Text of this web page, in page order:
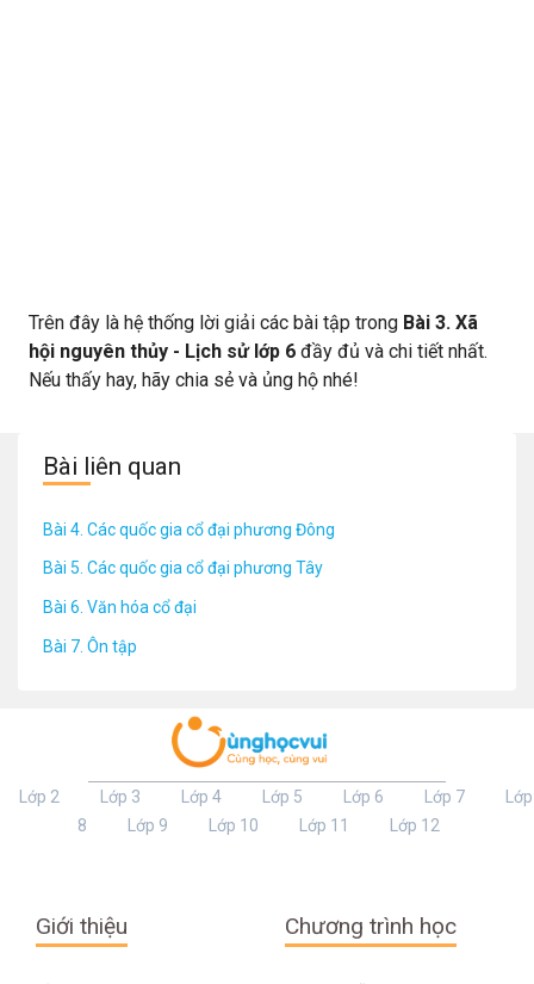
Trên đây là hệ thống lời giải các bài tập trong Bài 3. Xã
hội nguyên thủy - Lịch sử lớp 6 đầy đủ và chi tiết nhất.
Nếu thấy hay, hãy chia sẻ và ủng hộ nhé!
Bài liên quan
Bài 4. Các quốc gia cổ đại phương Đông
Bài 5. Các quốc gia cổ đại phương Tây
Bài 6. Văn hóa cổ đại
Bài 7. Ôn tập
Lớp 2 Lớp 3 Lớp 4 Lớp 5 Lớp 6 Lớp 7
Lớp
8
Lớp 9 Lớp 10 Lớp 11 Lớp 12
Giới thiệu Chương trình học